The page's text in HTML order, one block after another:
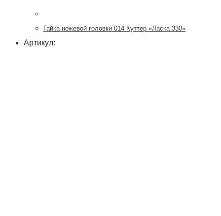
Гайка ножевой головки 014 Куттер «Ласка 330»
Артикул: